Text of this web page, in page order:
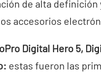
de alta definición
accesorios
Digital Hero 5,
estas fueron las